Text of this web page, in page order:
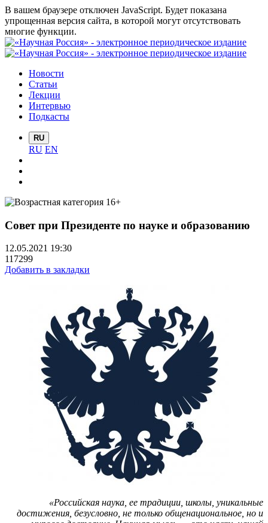
В вашем браузере отключен JavaScript. Будет показана
упрощенная версия сайта, в которой могут отсутствовать
многие функции.
Новости
Статьи
Лекции
Интервью
Подкасты
RU
RU EN
Совет при Президенте по науке и образованию
12.05.2021 19:30
117299
Добавить в закладки
«Российская наука, ее традиции, школы, уникальные
достижения, безусловно, не только общенациональное, но и